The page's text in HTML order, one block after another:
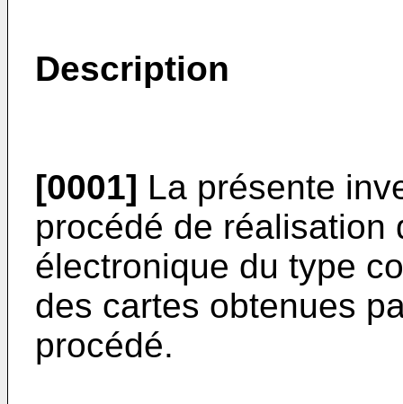
Description
[0001] La présente
procédé de réalisation
électronique du type
des cartes obtenues
procédé.